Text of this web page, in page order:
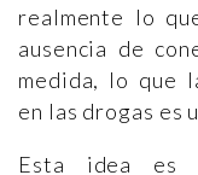
realmente lo
ausencia de
medida, lo que
en las drogas es
Esta idea es